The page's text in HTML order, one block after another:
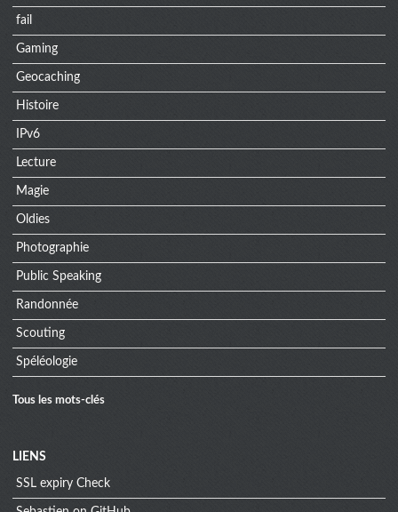
fail
Gaming
Geocaching
Histoire
IPv6
Lecture
Magie
Oldies
Photographie
Public Speaking
Randonnée
Scouting
Spéléologie
Tous les mots-clés
Menu
LIENS
SSL expiry Check